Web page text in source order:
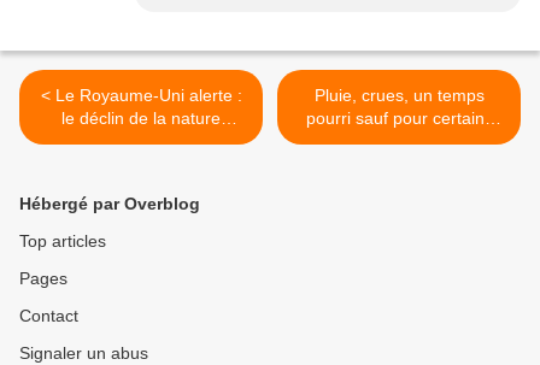
< Le Royaume-Uni alerte :
le déclin de la nature
menace la sécurité du pays
Pluie, crues, un temps
pourri sauf pour certains
poissons qui en profitent
Hébergé par Overblog
Top articles
Pages
Contact
Signaler un abus